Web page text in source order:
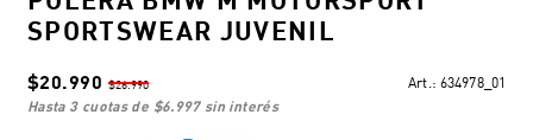
SPORTSWEAR JUVENIL
$20.990 $26.990 Art.: 634978_01
hasta 3 cuotas de $6.997sin interés